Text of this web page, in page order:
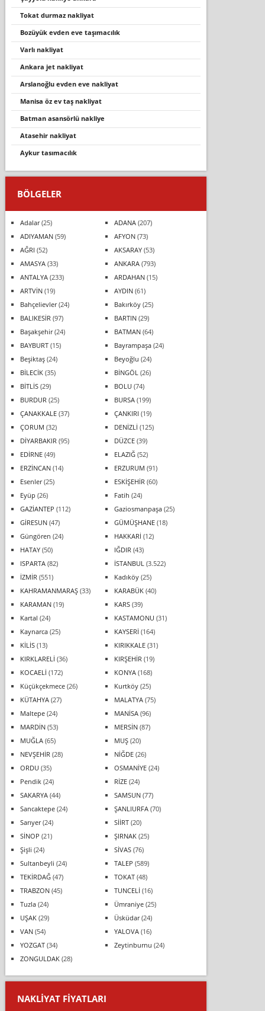
tokat durmaz nakliyat
bozüyük evden eve taşimacilik
varli nakli̇yat
ankara jet nakliyat
arslanoğlu evden eve nakliyat
mani̇sa öz ev taş nakli̇yat
batman asansörlü nakliye
atasehir nakliyat
aykur tasımacılık
BÖLGELER
Adalar(25) ADANA(207)
ADIYAMAN(59) AFYON(73)
AĞRI (52) AKSARAY(53)
AMASYA(33) ANKARA(793)
ANTALYA(233) ARDAHAN(15)
ARTVİN(19) AYDIN(61)
Bahçelievler(24) Bakırköy(25)
BALIKESİR (97) BARTIN(29)
Başakşehir(24) BATMAN(64)
BAYBURT(15) Bayrampaşa(24)
Beşiktaş(24) Beyoğlu (24)
BİLECİK(35) BİNGÖL (26)
BİTLİS(29) BOLU (74)
BURDUR (25) BURSA(199)
ÇANAKKALE(37) ÇANKIRI (19)
ÇORUM (32) DENİZLİ (125)
DİYARBAKIR (95) DÜZCE(39)
EDİRNE(49) ELAZIĞ(52)
ERZİNCAN(14) ERZURUM (91)
Esenler(25) ESKİŞEHİR (60)
Eyüp (26) Fatih (24)
GAZİANTEP (112) Gaziosmanpaşa(25)
GİRESUN(47) GÜMÜŞHANE(18)
Güngören (24) HAKKARİ (12)
HATAY(50) IĞDIR (43)
ISPARTA(82) İSTANBUL (3.522)
İZMİR (551) Kadıköy(25)
KAHRAMANMARAŞ(33) KARABÜK(40)
KARAMAN(19) KARS(39)
Kartal (24) KASTAMONU (31)
Kaynarca(25) KAYSERİ (164)
KİLİS(13) KIRIKKALE(31)
KIRKLARELİ (36) KIRŞEHİR (19)
KOCAELİ (172) KONYA(168)
Küçükçekmece(26) Kurtköy(25)
KÜTAHYA(27) MALATYA(75)
Maltepe(24) MANİSA(96)
MARDİN(53) MERSİN(87)
MUĞLA(65) MUŞ(20)
NEVŞEHİR (28) NİĞDE(26)
ORDU (35) OSMANİYE(24)
Pendik(24) RİZE(24)
SAKARYA(44) SAMSUN(77)
Sancaktepe(24) ŞANLIURFA(70)
Sarıyer(24) SİİRT(20)
SİNOP (21) ŞIRNAK(25)
Şişli (24) SİVAS(76)
Sultanbeyli (24) TALEP (589)
TEKİRDAĞ(47) TOKAT(48)
TRABZON(45) TUNCELİ (16)
Tuzla(24) Ümraniye(25)
UŞAK(29) Üsküdar(24)
VAN(54) YALOVA(16)
YOZGAT(34) Zeytinburnu (24)
ZONGULDAK(28)
NAKLIYAT FIYATLARI